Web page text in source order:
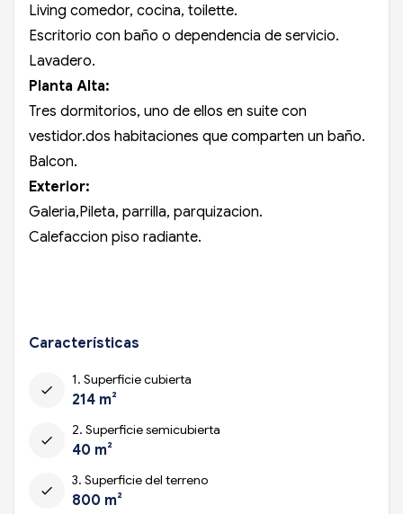
Living comedor, cocina, toilette.
Escritorio con baño o dependencia de servicio.
Lavadero.
Planta Alta:
Tres dormitorios, uno de ellos en suite con
vestidor.dos habitaciones que comparten un baño.
Balcon.
Exterior:
Galeria,Pileta, parrilla, parquizacion.
Calefaccion piso radiante.
Características
check
1. Superficie cubierta
214 m²
check
2. Superficie semicubierta
40 m²
check
3. Superficie del terreno
800 m²